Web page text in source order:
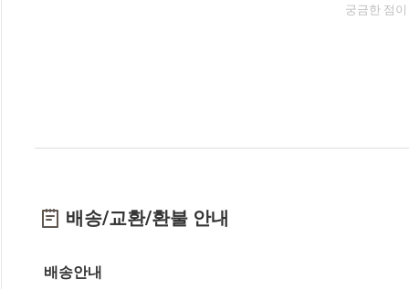
궁금한 점
배송/교환/환불 안내
배송안내